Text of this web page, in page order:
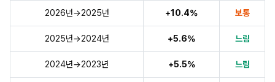
2026년→2025년 +10.4% 보통
2025년→2024년 +5.6% 느림
2024년→2023년 +5.5% 느림